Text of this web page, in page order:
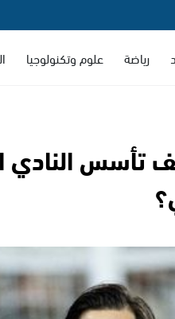
رياضة علوم وتكنولوجيا
تأسس